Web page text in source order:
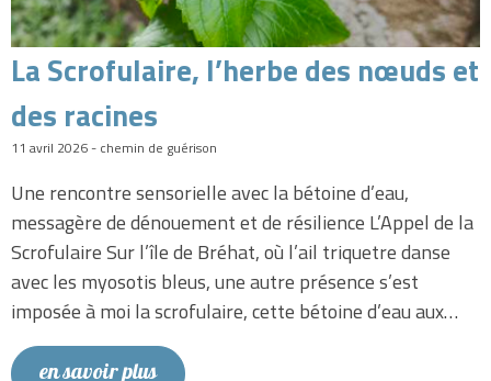
La Scrofulaire, l’herbe des nœuds et
des racines
11 avril 2026 - chemin de guérison
Une rencontre sensorielle avec la bétoine d’eau,
messagère de dénouement et de résilience L’Appel de la
Scrofulaire Sur l’île de Bréhat, où l’ail triquetre danse
avec les myosotis bleus, une autre présence s’est
imposée à moi la scrofulaire, cette bétoine d’eau aux…
en savoir plus